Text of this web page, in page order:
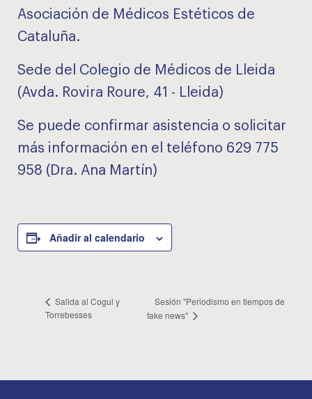
Asociación de Médicos Estéticos de
Cataluña.
Sede del Colegio de Médicos de Lleida
(Avda. Rovira Roure, 41 - Lleida)
Se puede confirmar asistencia o solicitar
más información en el teléfono 629 775
958 (Dra. Ana Martín)
Añadir al calendario
Salida al Cogul y
Torrebesses
Sesión "Periodismo en tiempos de
fake news"